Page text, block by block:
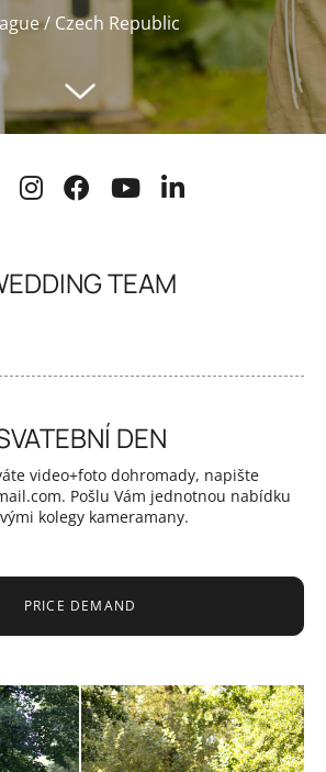
/ Czech Republic
TEAM
DEN
video+foto dohromady, napište
Pošlu Vám jednotnou nabídku
kolegy kameramany.
PRICE DEMAND